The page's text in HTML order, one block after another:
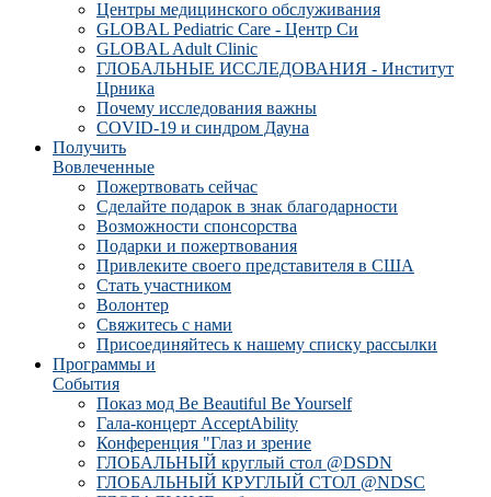
Центры медицинского обслуживания
GLOBAL Pediatric Care - Центр Си
GLOBAL Adult Clinic
ГЛОБАЛЬНЫЕ ИССЛЕДОВАНИЯ - Институт
Црника
Почему исследования важны
COVID-19 и синдром Дауна
Получить
Вовлеченные
Пожертвовать сейчас
Сделайте подарок в знак благодарности
Возможности спонсорства
Подарки и пожертвования
Привлеките своего представителя в США
Стать участником
Волонтер
Свяжитесь с нами
Присоединяйтесь к нашему списку рассылки
Программы и
События
Показ мод Be Beautiful Be Yourself
Гала-концерт AcceptAbility
Конференция "Глаз и зрение
ГЛОБАЛЬНЫЙ круглый стол @DSDN
ГЛОБАЛЬНЫЙ КРУГЛЫЙ СТОЛ @NDSC